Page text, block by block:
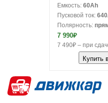
Емкость: 60Ah
Пусковой ток:
Полярность:
7 990₽
7 490₽ – при
Купить